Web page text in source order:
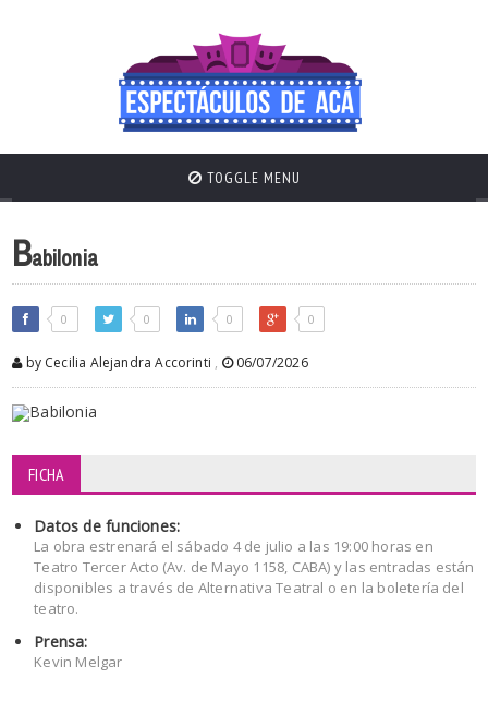
TOGGLE MENU
Babilonia
0 0 0 0
by Cecilia Alejandra Accorinti , 06/07/2026
FICHA
Datos de funciones:
La obra estrenará el sábado 4 de julio a las 19:00 horas en
Teatro Tercer Acto (Av. de Mayo 1158, CABA) y las entradas están
disponibles a través de Alternativa Teatral o en la boletería del
teatro.
Prensa:
Kevin Melgar